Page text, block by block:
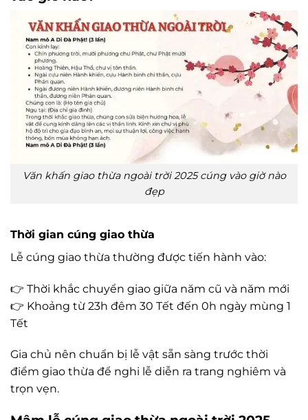
Văn khấn giao thừa ngoài trời 2025 cúng vào giờ nào
đẹp
Thời gian cúng giao thừa
Lễ cúng giao thừa thường được tiến hành vào:
👉 Thời khắc chuyển giao giữa năm cũ và năm mới
👉 Khoảng từ 23h đêm 30 Tết đến 0h ngày mùng 1
Tết
Gia chủ nên chuẩn bị lễ vật sẵn sàng trước thời
điểm giao thừa để nghi lễ diễn ra trang nghiêm và
trọn vẹn.